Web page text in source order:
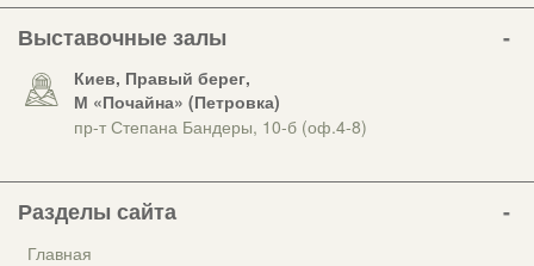
Выставочные залы
Киев, Правый берег,
М «Почайна» (Петровка)
пр-т Степана Бандеры, 10-б (оф.4-8)
Разделы сайта
Главная